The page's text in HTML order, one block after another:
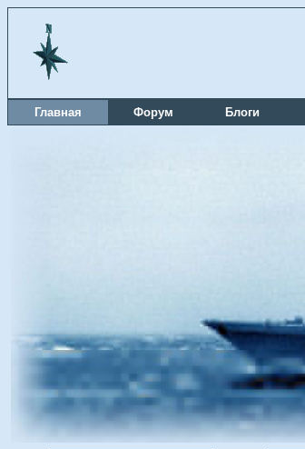
Главная Форум Блоги